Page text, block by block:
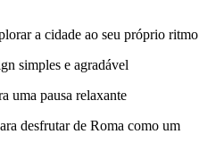
a cidade ao seu próprio ritmo
simples e agradável
uma pausa relaxante
desfrutar de Roma como um